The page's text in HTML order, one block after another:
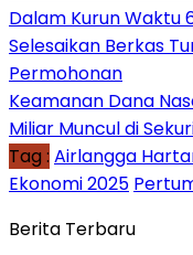
Dalam Kurun Waktu
Selesaikan Berkas
Permohonan
Keamanan Dana
Miliar Muncul di
Tag : Airlangga
Ekonomi 2025
Berita Terbaru